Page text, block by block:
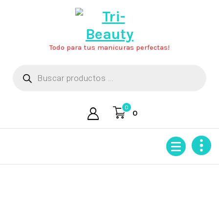
Todo para tus manicuras perfectas!
productos
0
0